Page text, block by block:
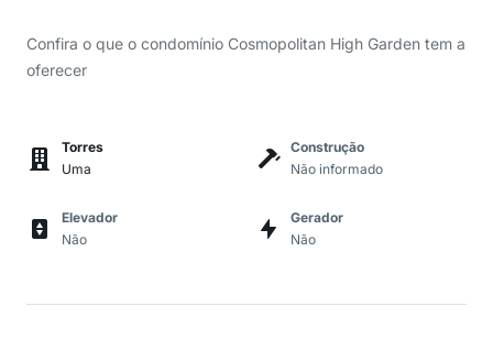
Confira o que o condomínio Cosmopolitan High Garden tem a
oferecer
Torres
Uma
Construção
Não informado
Elevador
Não
Gerador
Não